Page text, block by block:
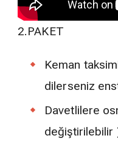
2.PAKET
Keman
dilerseniz
Davetlilere
değiştirilebilir